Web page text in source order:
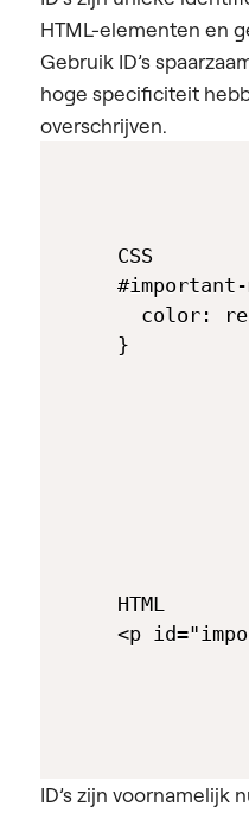
HTML-elementen en
Gebruik ID’s
hoge specificiteit
overschrijven.
CSS
#important-
color:
HTML
ID’s zijn voornamelijk